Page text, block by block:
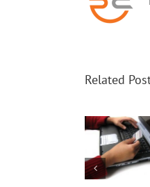
Related
Jak
z